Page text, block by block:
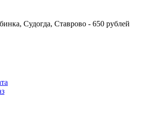
Судогда, Ставрово - 650 рублей